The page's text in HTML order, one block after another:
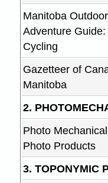
Manitoba Outdoor
Adventure Guide:
Cycling
Gazetteer of
Manitoba
2.
Photo
Photo Products
3. TOPONYMIC